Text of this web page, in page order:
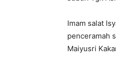
Imam salat
penceramah
Maiyusri